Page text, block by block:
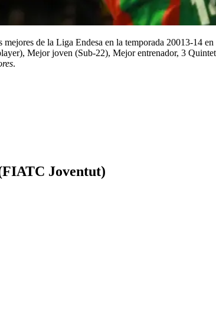
de la Liga Endesa en la temporada 20013-14
Mejor joven (Sub-22), Mejor entrenador, 3
.
Joventut)